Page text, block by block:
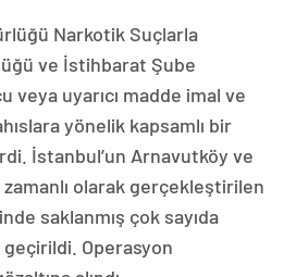
Narkotik Suçlarla
ve İstihbarat Şube
veya uyarıcı madde imal ve
yönelik kapsamlı bir
İstanbul’un Arnavutköy ve
olarak gerçekleştirilen
saklanmış çok sayıda
Operasyon